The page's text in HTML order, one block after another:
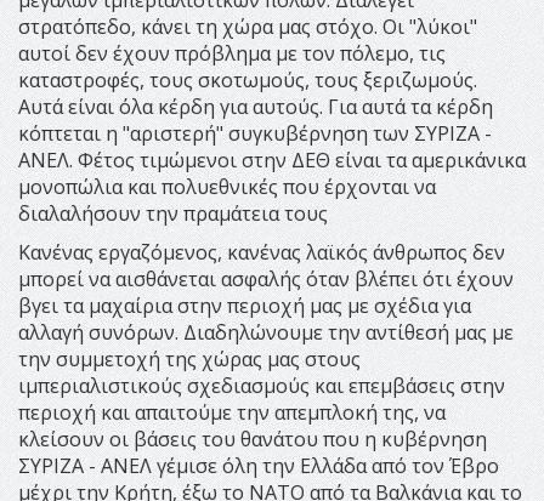
στρατόπεδο, κάνει τη χώρα μας στόχο. Οι "λύκοι"
αυτοί δεν έχουν πρόβλημα με τον πόλεμο, τις
καταστροφές, τους σκοτωμούς, τους ξεριζωμούς.
Αυτά είναι όλα κέρδη για αυτούς. Για αυτά τα κέρδη
κόπτεται η "αριστερή" συγκυβέρνηση των ΣΥΡΙΖΑ -
ΑΝΕΛ. Φέτος τιμώμενοι στην ΔΕΘ είναι τα αμερικάνικα
μονοπώλια και πολυεθνικές που έρχονται να
διαλαλήσουν την πραμάτεια τους
Κανένας εργαζόμενος, κανένας λαϊκός άνθρωπος δεν
μπορεί να αισθάνεται ασφαλής όταν βλέπει ότι έχουν
βγει τα μαχαίρια στην περιοχή μας με σχέδια για
αλλαγή συνόρων. Διαδηλώνουμε την αντίθεσή μας με
την συμμετοχή της χώρας μας στους
ιμπεριαλιστικούς σχεδιασμούς και επεμβάσεις στην
περιοχή και απαιτούμε την απεμπλοκή της, να
κλείσουν οι βάσεις του θανάτου που η κυβέρνηση
ΣΥΡΙΖΑ - ΑΝΕΛ γέμισε όλη την Ελλάδα από τον Έβρο
μέχρι την Κρήτη, έξω το ΝΑΤΟ από τα Βαλκάνια και το